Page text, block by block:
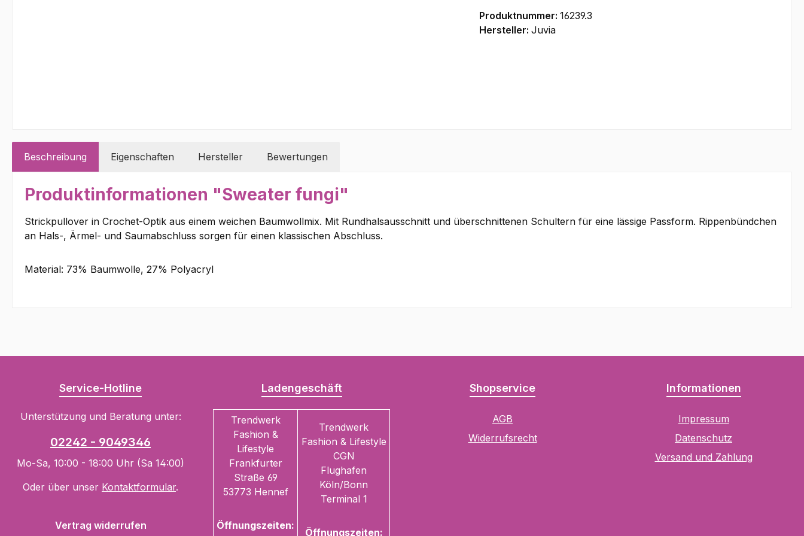
Produktnummer: 16239.3
Hersteller: Juvia
Beschreibung Eigenschaften Hersteller Bewertungen
Produktinformationen "Sweater fungi"
Strickpullover in Crochet-Optik aus einem weichen Baumwollmix. Mit Rundhalsausschnitt und überschnittenen Schultern für eine lässige Passform. Rippenbündchen
an Hals-, Ärmel- und Saumabschluss sorgen für einen klassischen Abschluss.
Material: 73% Baumwolle, 27% Polyacryl
Service-Hotline
Unterstützung und Beratung unter:
02242 - 9049346
Mo-Sa, 10:00 - 18:00 Uhr (Sa 14:00)
Oder über unser Kontaktformular.
Vertrag widerrufen
Ladengeschäft
Trendwerk
Fashion &
Lifestyle
Frankfurter
Straße 69
53773 Hennef
Öffnungszeiten:
Trendwerk
Fashion & Lifestyle
CGN
Flughafen
Köln/Bonn
Terminal 1
Öffnungszeiten:
Shopservice
AGB
Widerrufsrecht
Informationen
Impressum
Datenschutz
Versand und Zahlung